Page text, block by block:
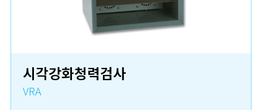
시각강화청력검사
VRA